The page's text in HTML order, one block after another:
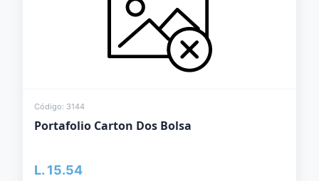
Código: 3144
Portafolio Carton Dos Bolsa
L. 15.54